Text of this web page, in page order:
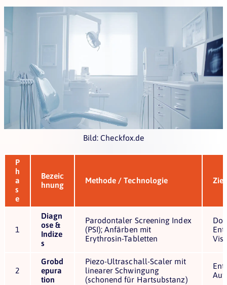
Bild: Checkfox.de
P
h
a
s
e
Bezeic
hnung
Methode / Technologie
1
Diagn
ose &
Indize
s
Parodontaler Screening Index
(PSI); Anfärben mit
Erythrosin-Tabletten
2
Grobd
epura
tion
Piezo-Ultraschall-Scaler mit
linearer Schwingung
(schonend für Hartsubstanz)